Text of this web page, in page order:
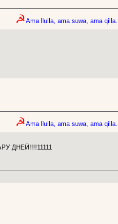
☭Ama llulla, ama suwa, ama qilla.
☭Ama llulla, ama suwa, ama qilla.
ДНЕЙ!!!!11111